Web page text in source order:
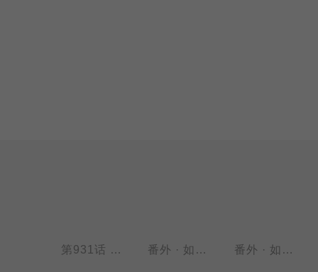
第931话 高端的食材往往只需要简单的烹饪。 番外 · 如梦令 第一回 番外 · 如梦令 第二回